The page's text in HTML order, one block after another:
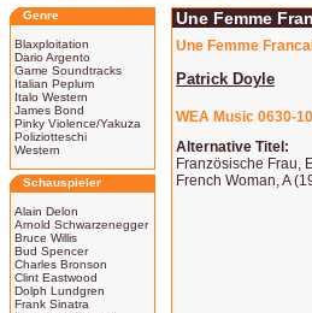
Genre
Blaxploitation
Dario Argento
Game Soundtracks
Italian Peplum
Italo Western
James Bond
Pinky Violence/Yakuza
Poliziotteschi
Western
Schauspieler
Alain Delon
Arnold Schwarzenegger
Bruce Willis
Bud Spencer
Charles Bronson
Clint Eastwood
Dolph Lundgren
Frank Sinatra
Une Femme
Une Femme
Patrick Doyle
WEA Music 0630-
Alternative Titel:
Französische Frau,
French Woman, A